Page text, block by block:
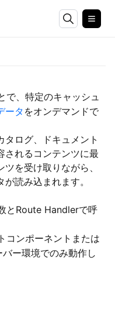
で、特定のキャッシュ
ータをオンデマンドで
タログ、ドキュメント
されるコンテンツに最
を受け取りながら、
読み込まれます。
とRoute Handlerで呼
コンポーネントまたは
ー環境でのみ動作し